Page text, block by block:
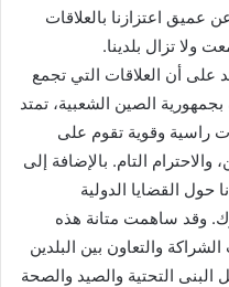
عميق اعتزازنا بالعلاقات
ولا تزال بلدينا.
على أن العلاقات التي تجمع
بجمهورية الصين الشعبية، تمتد
راسية وقوية تقوم على
والاحترام التام. بالإضافة إلى
حول القضايا الدولية
وقد ساهمت متانة هذه
والتعاون بين البلدين
التحتية والصيد والصحة